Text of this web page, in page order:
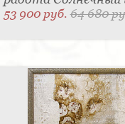
53 900 руб.64 680